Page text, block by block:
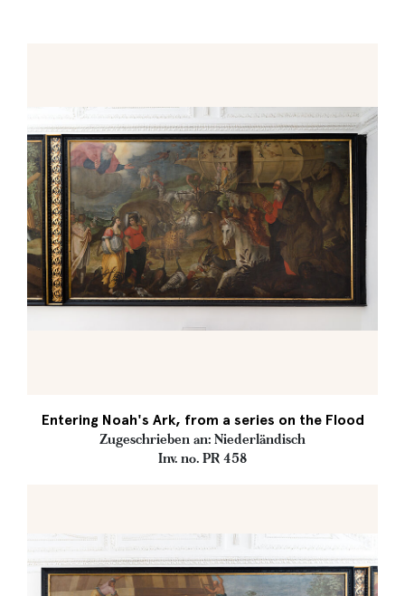
Entering Noah's Ark, from a series on the Flood
Zugeschrieben an: Niederländisch
Inv. no. PR 458